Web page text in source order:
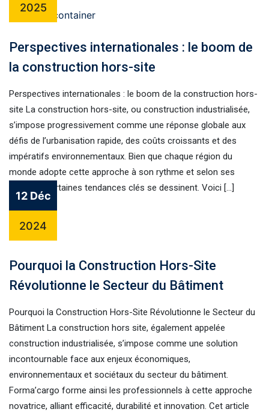
2025
Perspectives internationales : le boom de
la construction hors-site
Perspectives internationales : le boom de la construction hors-
site La construction hors-site, ou construction industrialisée,
s’impose progressivement comme une réponse globale aux
défis de l’urbanisation rapide, des coûts croissants et des
impératifs environnementaux. Bien que chaque région du
monde adopte cette approche à son rythme et selon ses
priorités, certaines tendances clés se dessinent. Voici […]
12 Déc
2024
Pourquoi la Construction Hors-Site
Révolutionne le Secteur du Bâtiment
Pourquoi la Construction Hors-Site Révolutionne le Secteur du
Bâtiment La construction hors site, également appelée
construction industrialisée, s’impose comme une solution
incontournable face aux enjeux économiques,
environnementaux et sociétaux du secteur du bâtiment.
Forma’cargo forme ainsi les professionnels à cette approche
novatrice, alliant efficacité, durabilité et innovation. Cet article